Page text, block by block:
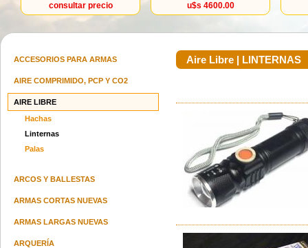
consultar precio u$s 4600.00
consultar precio u$s 2200.00
Pistola Desert Eagle Mark Xix
Ret.4a-i/ 40mm
ACCESORIOS PARA ARMAS
AIRE COMPRIMIDO, PCP Y CO2
AIRE LIBRE
Hachas
Linternas
Palas
ARCOS Y BALLESTAS
ARMAS CORTAS NUEVAS
ARMAS LARGAS NUEVAS
ARQUERÍA
Aire Libre | LINTERNAS